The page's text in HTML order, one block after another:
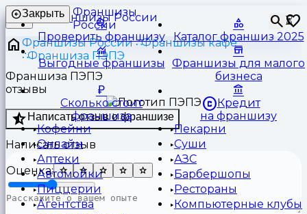
Франшизы
России
⏳
Закрыть
Проверить франшизу Каталог франшиз 2025
Выгодные франшизы
Франшизы для малого
бизнеса
Сколько стоит
франшиза
Кредит
на франшизу
Кофейни
Пекарни
Онлайн
Суши
Аптеки
АЗС
Автомойки
Барбершопы
Пиццерии
Рестораны
Агентства
Компьютерные клубы
Франшизы России
Франшизы кафе
Франшиза ПЭПЭ
Франшиза ПЭПЭ
отзывы
Написать отзыв о франшизе
Написать отзыв
Оценка: